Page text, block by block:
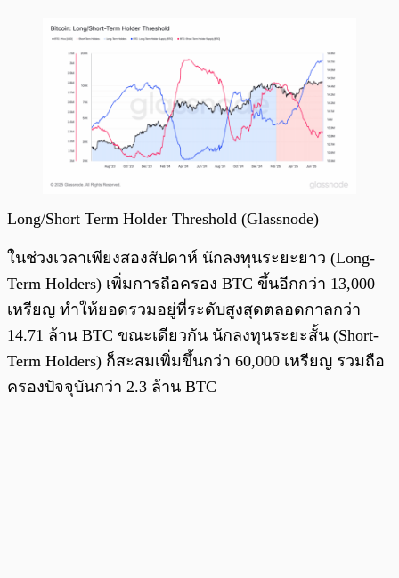
Long/Short Term Holder Threshold (Glassnode)
ในช่วงเวลาเพียงสองสัปดาห์ นักลงทุนระยะยาว (Long-
Term Holders) เพิ่มการถือครอง BTC ขึ้นอีกกว่า 13,000
เหรียญ ทำให้ยอดรวมอยู่ที่ระดับสูงสุดตลอดกาลกว่า
14.71 ล้าน BTC ขณะเดียวกัน นักลงทุนระยะสั้น (Short-
Term Holders) ก็สะสมเพิ่มขึ้นกว่า 60,000 เหรียญ รวมถือ
ครองปัจจุบันกว่า 2.3 ล้าน BTC